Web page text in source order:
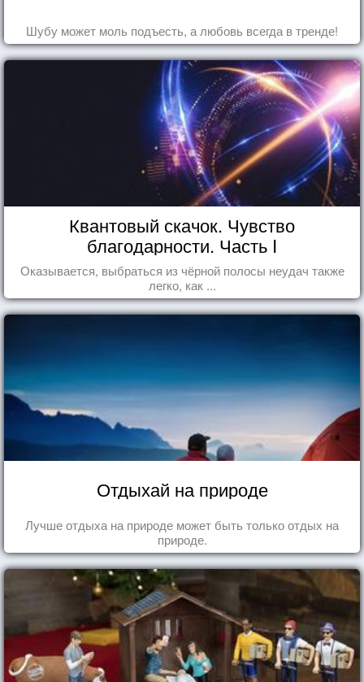
Шубу может моль подъесть, а любовь всегда в тренде!
Квантовый скачок. Чувство
благодарности. Часть I
Оказывается, выбраться из чёрной полосы неудач также
легко, как ...
Отдыхай на природе
Лучше отдыха на природе может быть только отдых на
природе.